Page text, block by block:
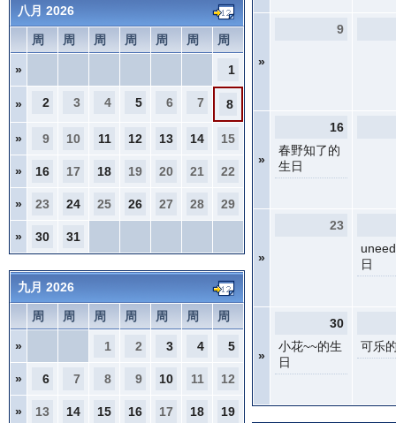
八月 2026
周 周 周 周 周 周 周
» 1
» 2 3 4 5 6 7 8
» 9 10 11 12 13 14 15
» 16 17 18 19 20 21 22
» 23 24 25 26 27 28 29
» 30 31
九月 2026
周 周 周 周 周 周 周
» 1 2 3 4 5
» 6 7 8 9 10 11 12
» 13 14 15 16 17 18 19
»
9
»
16
春野知了的
生日
»
23
日
»
30
小花~~的生
日
可乐